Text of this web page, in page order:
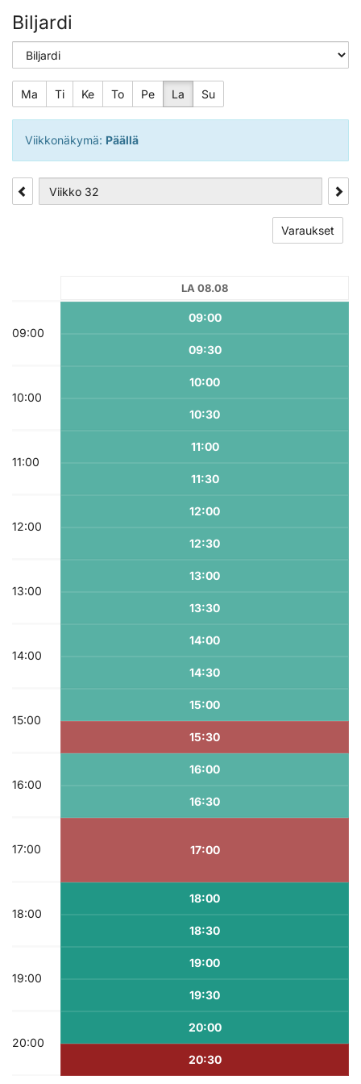
Biljardi
Ma Ti Ke To Pe La Su
Viikkonäkymä: Päällä
Varaukset
LA 08.08
09:00
10:00
11:00
12:00
13:00
14:00
15:00
16:00
17:00
18:00
19:00
20:00
09:00
09:30
10:00
10:30
11:00
11:30
12:00
12:30
13:00
13:30
14:00
14:30
15:00
15:30
16:00
16:30
17:00
18:00
18:30
19:00
19:30
20:00
20:30